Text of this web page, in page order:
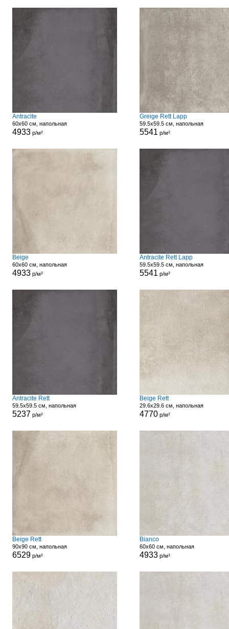
Antracite
60x60 см, напольная
4933р/м²
Greige Rett Lapp
59.5x59.5 см, напольная
5541 р/м²
Beige
60x60 см, напольная
4933р/м²
Antracite Rett Lapp
59.5x59.5 см, напольная
5541 р/м²
Antracite Rett
59.5x59.5 см, напольная
5237 р/м²
Beige Rett
29.6x29.6 см, напольная
4770р/м²
Beige Rett
90x90 см, напольная
6529р/м²
Bianco
60x60 см, напольная
4933р/м²